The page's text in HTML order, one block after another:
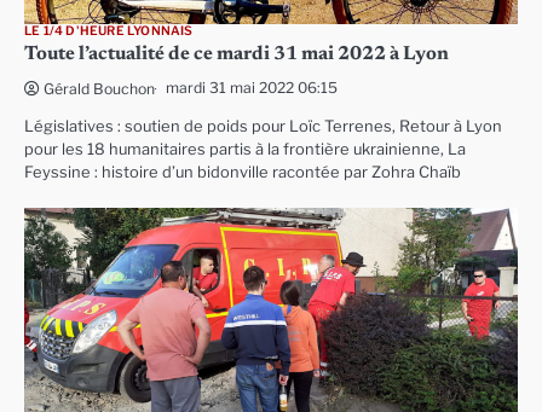
LE 1/4 D'HEURE LYONNAIS
Toute l’actualité de ce mardi 31 mai 2022 à Lyon
Gérald Bouchon mardi 31 mai 2022 06:15
Législatives : soutien de poids pour Loïc Terrenes, Retour à Lyon
pour les 18 humanitaires partis à la frontière ukrainienne, La
Feyssine : histoire d’un bidonville racontée par Zohra Chaïb